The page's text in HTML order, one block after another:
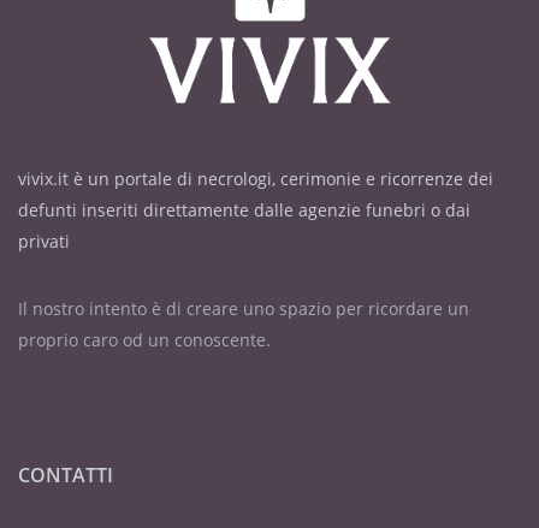
vivix.it è un portale di necrologi, cerimonie e ricorrenze dei
defunti inseriti direttamente dalle agenzie funebri o dai
privati
Il nostro intento è di creare uno spazio per ricordare un
proprio caro od un conoscente.
CONTATTI